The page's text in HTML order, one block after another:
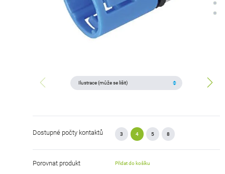
Dostupné počty kontaktů 3 4 5 8
Porovnat produkt Přidat do košíku